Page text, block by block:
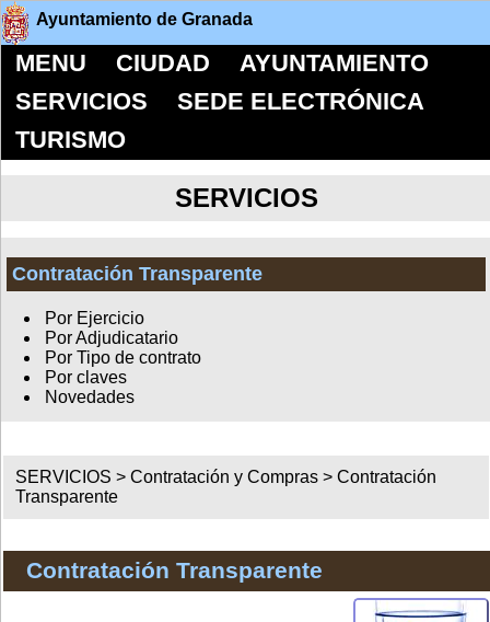
Ayuntamiento de Granada
MENU CIUDAD
AYUNTAMIENTO
SERVICIOS
SEDE ELECTRÓNICA
TURISMO
SERVICIOS
Contratación Transparente
Por Ejercicio
Por Adjudicatario
Por Tipo de contrato
Por claves
Novedades
SERVICIOS >Contratación y Compras >Contratación
Transparente
Contratación Transparente